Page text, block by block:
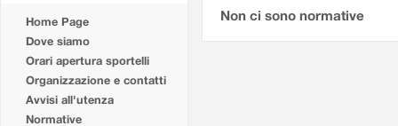
Home Page
Dove siamo
Orari apertura sportelli
Organizzazione e contatti
Avvisi all'utenza
Normative
Non ci sono normative